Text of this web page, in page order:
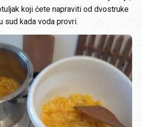
koji ćete napraviti od dvostruke
sud kada voda provri.